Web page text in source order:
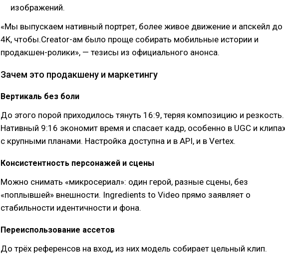
изображений.
«Мы выпускаем нативный портрет, более живое движение и апскейл до
4K, чтобы.Creator-ам было проще собирать мобильные истории и
продакшен-ролики», — тезисы из официального анонса.
Зачем это продакшену и маркетингу
Вертикаль без боли
До этого порой приходилось тянуть 16:9, теряя композицию и резкость.
Нативный 9:16 экономит время и спасает кадр, особенно в UGC и
с крупными планами. Настройка доступна и в API, и в Vertex.
Консистентность персонажей и сцены
Можно снимать «микросериал»: один герой, разные сцены, без
«поплывшей» внешности. Ingredients to Video прямо заявляет о
стабильности идентичности и фона.
Переиспользование ассетов
До трёх референсов на вход, из них модель собирает цельный клип.